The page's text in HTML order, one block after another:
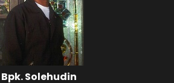
Bpk. Solehudin